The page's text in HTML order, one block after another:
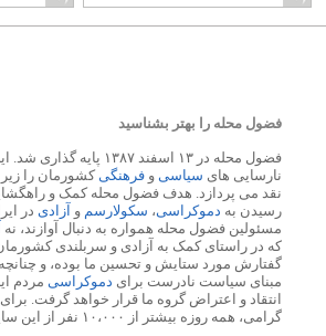
اکثریت است
۱۰
فضول محله را بهتر بشناسید
فضول محله در ۱۳ اسفند ۱۳۸۷
نارسایی های سیاسی و فرهنگیکشورمان را زیر
نقد می پردازد. هدف فضول محله کمک و
رسیدن به دموکراسی، سکولارسم و آزادی در
مسئولین فضول محله همواره به دنبال آوازند، نه
که در راستای کمک به آزادی و سربلندی
گفتارش مورد ستایش و تحسین ما بوده، و چنانچه
مبنای سیاست نادرست برای دموکراسی مردم
انتقاد و اعتراض گروه ما قرار خواهد گرفت.
گرامی، همه روزه بیشتر از ۱۰،۰۰۰ نفر از این سایت دیدن می کنند.